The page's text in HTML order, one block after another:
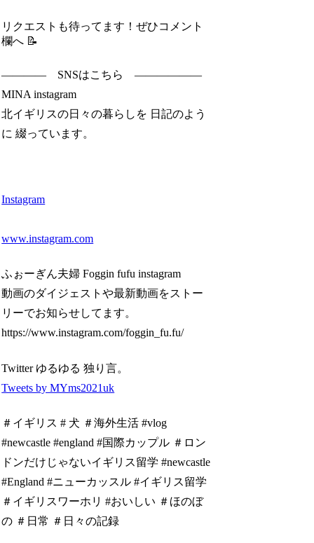
リクエストも待ってます！ぜひコメント
欄へ 📝
———— SNSはこちら ——————
MINA instagram
北イギリスの日々の暮らしを 日記のよう
に 綴っています。
Instagram
www.instagram.com
ふぉーぎん夫婦 Foggin fufu instagram
動画のダイジェストや最新動画をストー
リーでお知らせしてます。
https://www.instagram.com/foggin_fu.fu/
Twitter ゆるゆる 独り言。
Tweets by MYms2021uk
＃イギリス # 犬 ＃海外生活 #vlog
#newcastle #england #国際カップル ＃ロン
ドンだけじゃないイギリス留学 #newcastle
#England #ニューカッスル #イギリス留学
＃イギリスワーホリ #おいしい ＃ほのぼ
の ＃日常 ＃日々の記録